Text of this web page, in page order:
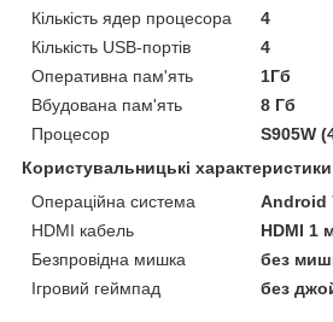
Кількість ядер процесора
4
Кількість USB-портів
4
Оперативна пам'ять
1Гб
Вбудована пам'ять
8 Гб
Процесор
S905W
Користувальницькі характеристики
Операційна система
Android
HDMI кабель
HDMI 1
Безпровідна мишка
без
Ігровий геймпад
без